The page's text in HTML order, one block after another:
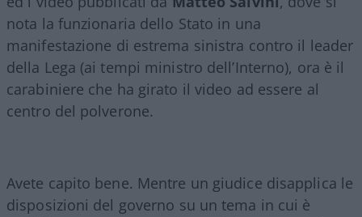
nota la funzionaria dello Stato in una
manifestazione di estrema sinistra contro il leader
della Lega (ai tempi ministro dell’Interno), ora è il
carabiniere che ha girato il video ad essere al
centro del polverone.
Avete capito bene. Mentre un giudice disapplica le
disposizioni del governo su un tema in cui è